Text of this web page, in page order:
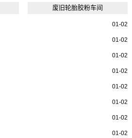
废旧轮胎胶粉车间
01-02
01-02
01-02
01-02
01-02
01-02
01-02
01-02